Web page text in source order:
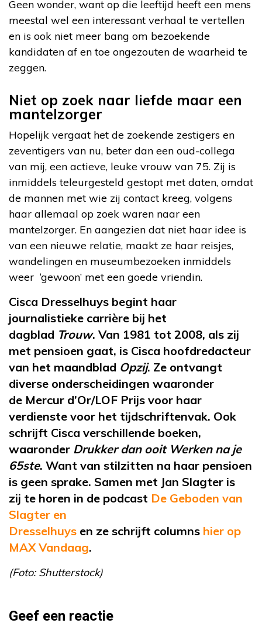
Geen wonder, want op die leeftijd heeft een mens
meestal wel een interessant verhaal te vertellen
en is ook niet meer bang om bezoekende
kandidaten af en toe ongezouten de waarheid te
zeggen.
Niet op zoek naar liefde maar een
mantelzorger
Hopelijk vergaat het de zoekende zestigers en
zeventigers van nu, beter dan een oud-collega
van mij, een actieve, leuke vrouw van 75. Zij is
inmiddels teleurgesteld gestopt met daten, omdat
de mannen met wie zij contact kreeg, volgens
haar allemaal op zoek waren naar een
mantelzorger. En aangezien dat niet haar idee is
van een nieuwe relatie, maakt ze haar reisjes,
wandelingen en museumbezoeken inmiddels
weer ‘gewoon’ met een goede vriendin.
Cisca Dresselhuys begint haar
journalistieke carrière bij het
dagblad Trouw. Van 1981 tot 2008, als zij
met pensioen gaat, is Cisca hoofdredacteur
van het maandblad Opzij. Ze ontvangt
diverse onderscheidingen waaronder
de Mercur d’Or/LOF Prijs voor haar
verdienste voor het tijdschriftenvak. Ook
schrijft Cisca verschillende boeken,
waaronder Drukker dan ooit Werken na je
65ste. Want van stilzitten na haar pensioen
is geen sprake. Samen met Jan Slagter is
zij te horen in de podcast De Geboden van
Slagter en
Dresselhuys en ze schrijft columns hier op
MAX Vandaag.
(Foto: Shutterstock)
Geef een reactie